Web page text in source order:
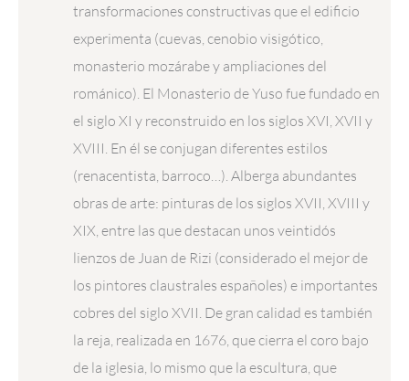
transformaciones constructivas que el edificio
experimenta (cuevas, cenobio visigótico,
monasterio mozárabe y ampliaciones del
románico). El Monasterio de Yuso fue fundado en
el siglo XI y reconstruido en los siglos XVI, XVII y
XVIII. En él se conjugan diferentes estilos
(renacentista, barroco…). Alberga abundantes
obras de arte: pinturas de los siglos XVII, XVIII y
XIX, entre las que destacan unos veintidós
lienzos de Juan de Rizi (considerado el mejor de
los pintores claustrales españoles) e importantes
cobres del siglo XVII. De gran calidad es también
la reja, realizada en 1676, que cierra el coro bajo
de la iglesia, lo mismo que la escultura, que